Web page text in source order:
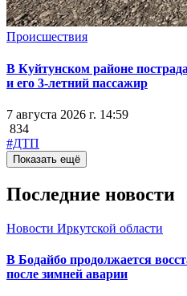
Происшествия
В Куйтунском районе
и его 3-летний пассажир
7 августа 2026 г. 14:59
834
#ДТП
Показать ещё
Последние новости
Новости Иркутской области
В Бодайбо продолжается
после зимней аварии